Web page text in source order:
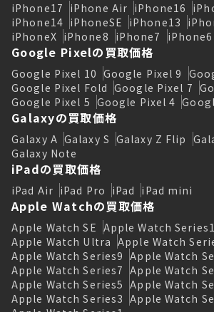
iPhone17 iPhone Air iPhone16
iPhone14 iPhoneSE iPhone13
iPhoneX iPhone8 iPhone7 iPhone6
Google Pixelの買取価格
Google Pixel 10 Google Pixel 9
Google Pixel Fold Google Pixel 7
Google Pixel 5 Google Pixel 4
Galaxyの買取価格
Galaxy A Galaxy S Galaxy Z Flip
Galaxy Note
iPadの買取価格
iPad Air iPad Pro iPad iPad mini
Apple Watchの買取価格
Apple Watch SE Apple Watch
Apple Watch Ultra Apple Watch
Apple Watch Series9 Apple Watch
Apple Watch Series7 Apple Watch
Apple Watch Series5 Apple Watch
Apple Watch Series3 Apple Watch